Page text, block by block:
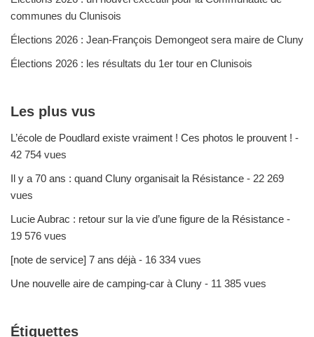
communes du Clunisois
Élections 2026 : Jean-François Demongeot sera maire de Cluny
Élections 2026 : les résultats du 1er tour en Clunisois
Les plus vus
L’école de Poudlard existe vraiment ! Ces photos le prouvent ! -
42 754 vues
Il y a 70 ans : quand Cluny organisait la Résistance - 22 269
vues
Lucie Aubrac : retour sur la vie d’une figure de la Résistance -
19 576 vues
[note de service] 7 ans déjà - 16 334 vues
Une nouvelle aire de camping-car à Cluny - 11 385 vues
Étiquettes